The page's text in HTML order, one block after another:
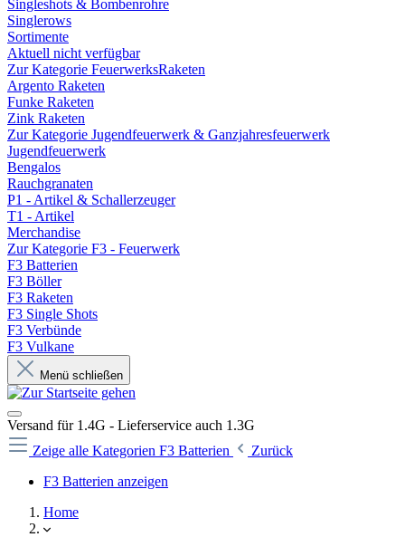
Singleshots & Bombenrohre
Singlerows
Sortimente
Aktuell nicht verfügbar
Zur Kategorie FeuerwerksRaketen
Argento Raketen
Funke Raketen
Zink Raketen
Zur Kategorie Jugendfeuerwerk & Ganzjahresfeuerwerk
Jugendfeuerwerk
Bengalos
Rauchgranaten
P1 - Artikel & Schallerzeuger
T1 - Artikel
Merchandise
Zur Kategorie F3 - Feuerwerk
F3 Batterien
F3 Böller
F3 Raketen
F3 Single Shots
F3 Verbünde
F3 Vulkane
Menü schließen
Versand für 1.4G - Lieferservice auch 1.3G
Zeige alle Kategorien F3 Batterien
Zurück
F3 Batterien anzeigen
Home